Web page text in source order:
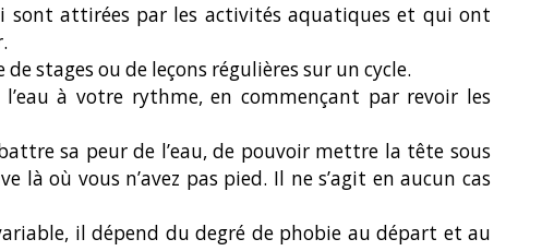
sont attirées par les activités aquatiques et qui ont
stages ou de leçons régulières sur un cycle.
à votre rythme, en commençant par revoir les
sa peur de l’eau, de pouvoir mettre la tête sous
là où vous n’avez pas pied. Il ne s’agit en aucun cas
il dépend du degré de phobie au départ et au